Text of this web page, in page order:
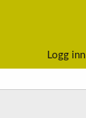
Logg inn